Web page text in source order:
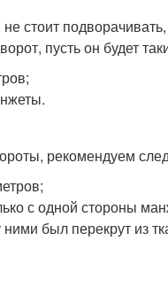
пусть он будет
рекомендуем
с одной стороны
был перекрут из